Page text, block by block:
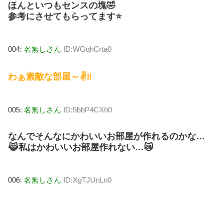
ほんといつもセンスの塊🤣
参考にさせてもらってます⭐️
004: 名無しさん ID:WGqhCrta0
わぁ素敵な部屋～✌️‼️
005: 名無しさん ID:5bbP4CXh0
なんでそんなにかわいいお部屋が作れるのかな…
😹私はかわいいお部屋作れない…😿
006: 名無しさん ID:XgTJUnLn0